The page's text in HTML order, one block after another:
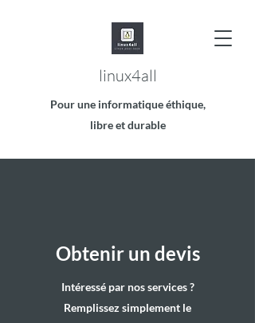
linux4all
Pour une informatique éthique,
libre et durable
Obtenir un devis
Intéressé par nos services ?
Remplissez simplement le